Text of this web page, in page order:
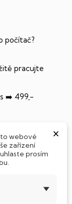
počítač?
pracujte
➡️ 499,-
×
webové
zařízení
prosím